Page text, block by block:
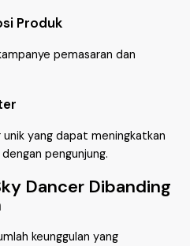
Produk
pemasaran dan
yang dapat meningkatkan
pengunjung.
Dancer Dibanding
keunggulan yang